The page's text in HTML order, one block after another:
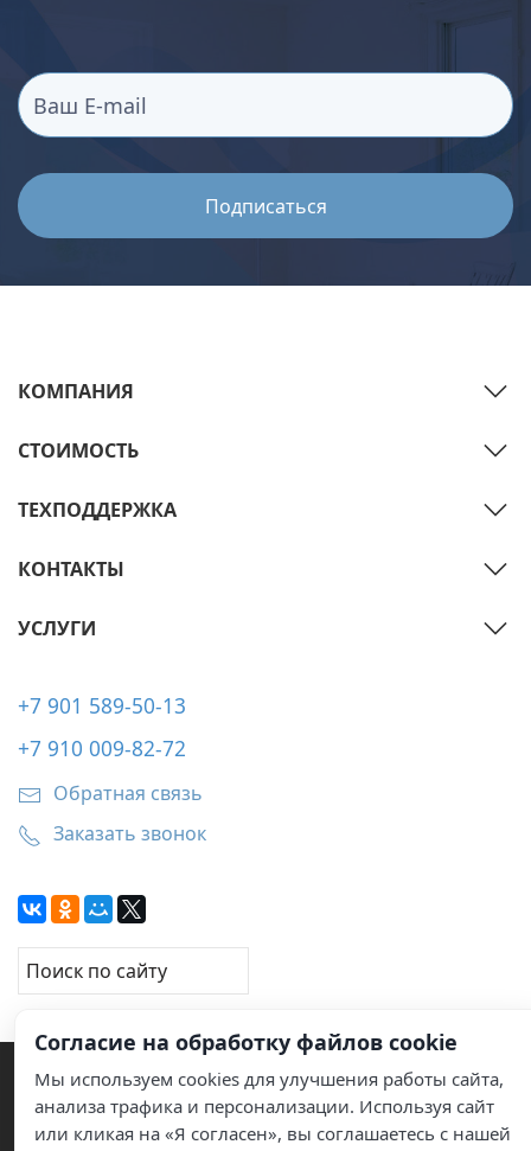
КОМПАНИЯ
СТОИМОСТЬ
ТЕХПОДДЕРЖКА
КОНТАКТЫ
УСЛУГИ
+7 901 589-50-13
+7 910 009-82-72
Обратная связь
Заказать звонок
© 2011–2026 Услуги по обслуживанию кондиционеров
Согласие на обработку файлов cookie
Мы используем cookies для улучшения работы сайта,
анализа трафика и персонализации. Используя сайт
или кликая на «Я согласен», вы соглашаетесь с нашей